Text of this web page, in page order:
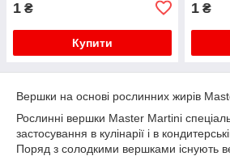
1 ₴
Купити
1 ₴
Вершки на основі рослинних жирів
Рослинні вершки Master Martini
застосування в кулінарії і в
Поряд з солодкими вершками існують